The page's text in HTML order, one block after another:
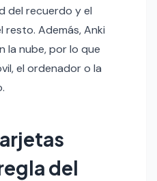
del recuerdo y el
resto. Además, Anki
la nube, por lo que
el ordenador o la
del